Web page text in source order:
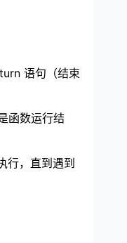
语句（结束
函数运行结
行，直到遇到